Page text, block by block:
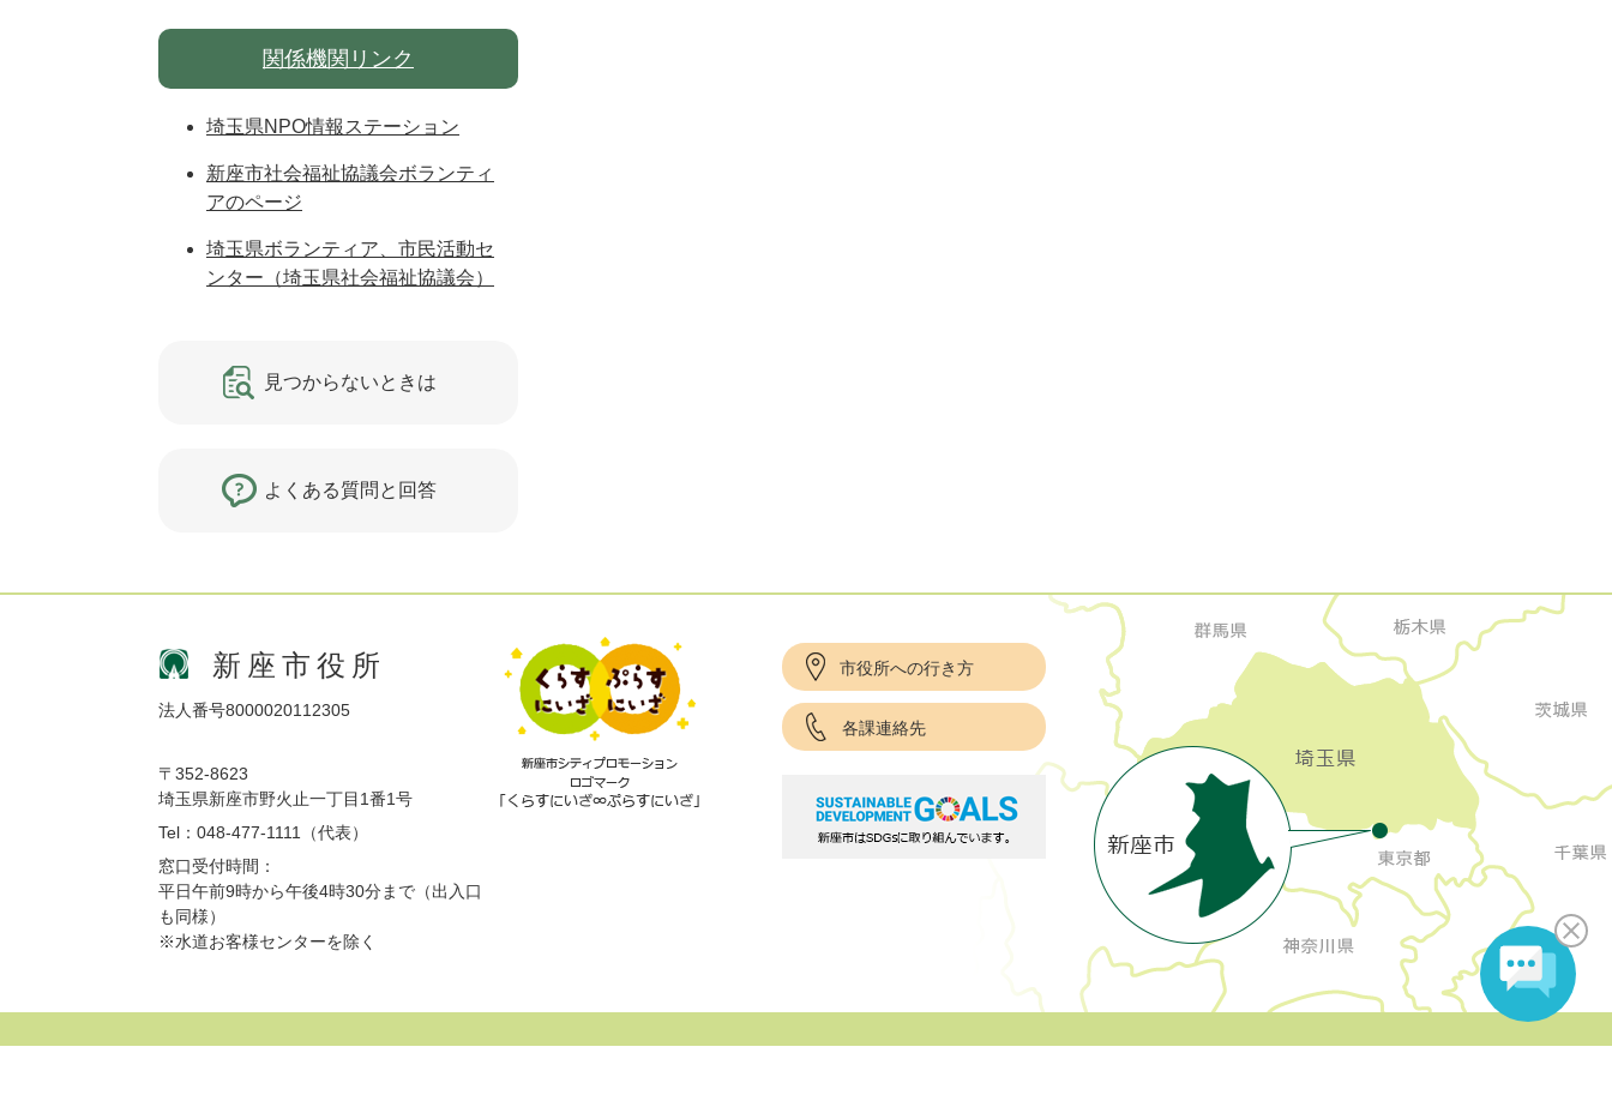
関係機関リンク
埼玉県NPO情報ステーション
新座市社会福祉協議会ボランティ
アのページ
埼玉県ボランティア、市民活動セ
ンター（埼玉県社会福祉協議会）
見つからないときは
よくある質問と回答
新座市役所
法人番号8000020112305
〒352-8623
埼玉県新座市野火止一丁目1番1号
Tel：048-477-1111（代表）
窓口受付時間：
平日午前9時から午後4時30分まで（出入口
も同様）
※水道お客様センターを除く
市役所への行き方
各課連絡先